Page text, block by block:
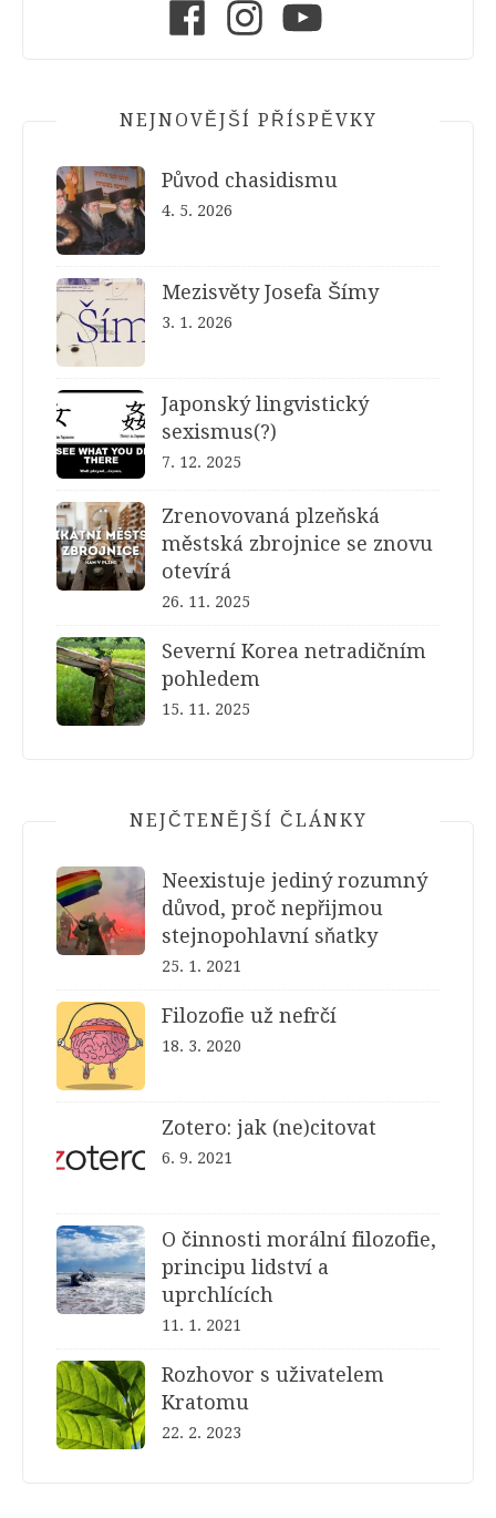
NEJNOVĚJŠÍ PŘÍSPĚVKY
Původ chasidismu
4. 5. 2026
Mezisvěty Josefa Šímy
3. 1. 2026
Japonský lingvistický
sexismus(?)
7. 12. 2025
Zrenovovaná plzeňská
městská zbrojnice se znovu
otevírá
26. 11. 2025
Severní Korea netradičním
pohledem
15. 11. 2025
NEJČTENĚJŠÍ ČLÁNKY
Neexistuje jediný rozumný
důvod, proč nepřijmou
stejnopohlavní sňatky
25. 1. 2021
Filozofie už nefrčí
18. 3. 2020
Zotero: jak (ne)citovat
6. 9. 2021
O činnosti morální filozofie,
principu lidství a
uprchlících
11. 1. 2021
Rozhovor s uživatelem
Kratomu
22. 2. 2023